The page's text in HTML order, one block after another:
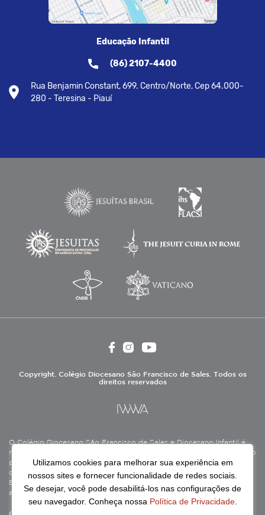
Educação Infantil
(86) 2107-4400
Rua Benjamin Constant, 699. Centro/Norte, Cep 64.000-
280 - Teresina - Piauí
Copyright. Colégio Diocesano São Francisco de Sales. Todos os
direitos reservados
O Colégio Diocesano São Francisco de Sales e Diocesano Infantil é
mantido pela Associação Antônio Vieira (ASAV), instituição de direito
privado sem fins lucrativos, filantrópica, de natureza educativa,
cultural, assistencial e beneficente, certificada como Entidade
Beneficente de Assistência Social (CEBAS), nas áreas de educação e
assistência social.
Utilizamos cookies para melhorar sua experiência em
nossos sites e fornecer funcionalidade de redes sociais.
Se desejar, você pode desabilitá-los nas configurações de
seu navegador. Conheça nossa Política de Privacidade.